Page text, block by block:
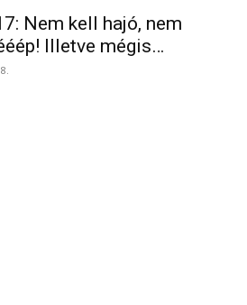
Nem kell hajó, nem
Illetve mégis…